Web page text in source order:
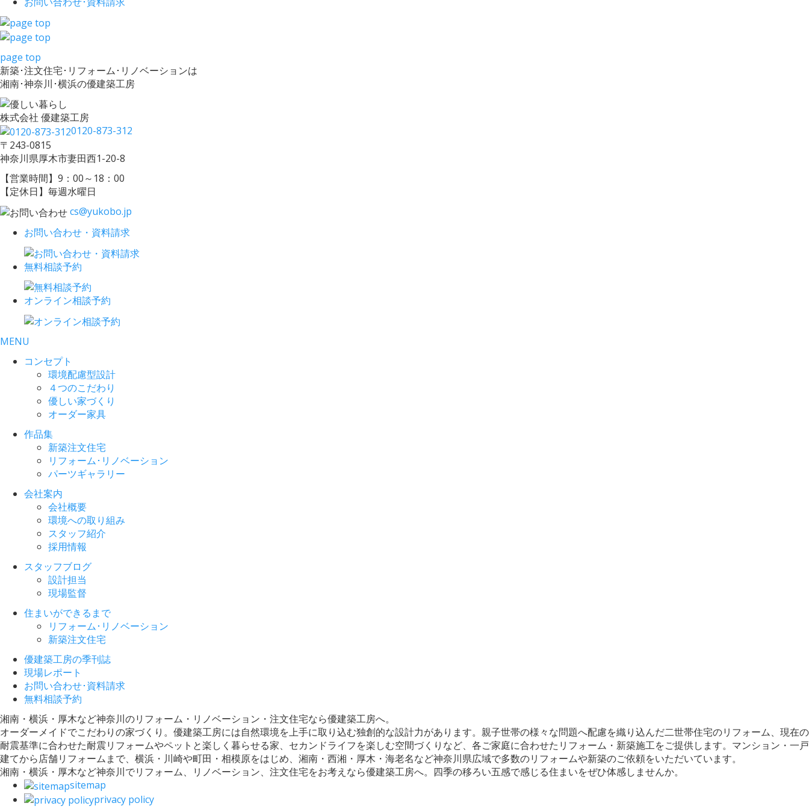
page top
新築･注文住宅･リフォーム･リノベーションは
湘南･神奈川･横浜の優建築工房
株式会社 優建築工房
0120-873-312
〒243-0815
神奈川県厚木市妻田西1-20-8
【営業時間】9：00～18：00
【定休日】毎週水曜日
cs@yukobo.jp
お問い合わせ・資料請求
無料相談予約
オンライン相談予約
MENU
コンセプト
環境配慮型設計
４つのこだわり
優しい家づくり
オーダー家具
作品集
新築注文住宅
リフォーム･リノベーション
パーツギャラリー
会社案内
会社概要
環境への取り組み
スタッフ紹介
採用情報
スタッフブログ
設計担当
現場監督
住まいができるまで
リフォーム･リノベーション
新築注文住宅
優建築工房の季刊誌
現場レポート
お問い合わせ･資料請求
無料相談予約
湘南・横浜・厚木など神奈川のリフォーム・リノベーション・注文住宅なら優建築工房へ。
オーダーメイドでこだわりの家づくり。優建築工房には自然環境を上手に取り込む独創的な設計力があります。親子世帯の様々な問題へ配慮を織り込んだ二世帯住宅のリフォーム、現在の
耐震基準に合わせた耐震リフォームやペットと楽しく暮らせる家、セカンドライフを楽しむ空間づくりなど、各ご家庭に合わせたリフォーム・新築施工をご提供します。マンション・一戸
建てから店舗リフォームまで、横浜・川崎や町田・相模原をはじめ、湘南・西湘・厚木・海老名など神奈川県広域で多数のリフォームや新築のご依頼をいただいています。
湘南・横浜・厚木など神奈川でリフォーム、リノベーション、注文住宅をお考えなら優建築工房へ。四季の移ろい五感で感じる住まいをぜひ体感しませんか。
sitemap
privacy policy